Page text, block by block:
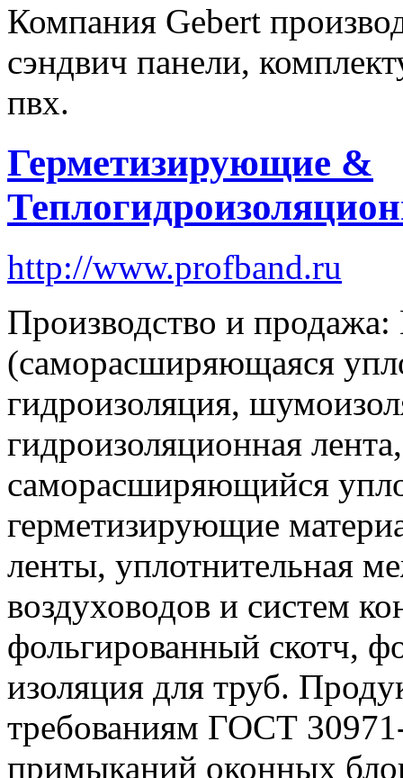
Компания Gebert
сэндвич панели,
пвх.
Герметизирующие &
http://www.profband.ru
Производство и
(саморасширяющаяся
гидроизоляция,
гидроизоляционная
саморасширяющийся
герметизирующие
ленты, уплотнительная
воздуховодов и систем
фольгированный скотч,
изоляция для труб.
требованиям ГОСТ
примыканий оконных